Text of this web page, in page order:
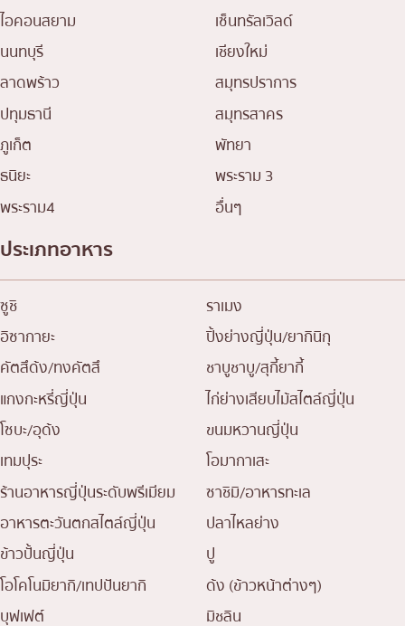
ไอคอนสยาม
เซ็นทรัลเวิลด์
นนทบุรี
เชียงใหม่
ลาดพร้าว
สมุทรปราการ
ปทุมธานี
สมุทรสาคร
ภูเก็ต
พัทยา
ธนิยะ
พระราม 3
พระราม4
อื่นๆ
ประเภทอาหาร
ซูชิ
ราเมง
อิซากายะ
ปิ้งย่างญี่ปุ่น/ยากินิกุ
คัตสึด้ง/ทงคัตสึ
ชาบูชาบู/สุกี้ยากี้
แกงกะหรี่ญี่ปุ่น
ไก่ย่างเสียบไม้สไตล์ญี่ปุ่น
โซบะ/อุด้ง
ขนมหวานญี่ปุ่น
เทมปุระ
โอมากาเสะ
ร้านอาหารญี่ปุ่นระดับพรีเมียม
ซาชิมิ/อาหารทะเล
อาหารตะวันตกสไตล์ญี่ปุ่น
ปลาไหลย่าง
ข้าวปั้นญี่ปุ่น
ปู
โอโคโนมิยากิ/เทปปันยากิ
ด้ง (ข้าวหน้าต่างๆ)
บุฟเฟต์
มิชลิน